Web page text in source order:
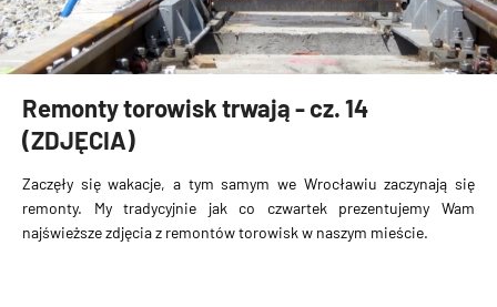
Remonty torowisk trwają - cz. 14
(ZDJĘCIA)
Zaczęły się wakacje, a tym samym we Wrocławiu zaczynają się
remonty. My tradycyjnie jak co czwartek prezentujemy Wam
najświeższe zdjęcia z remontów torowisk w naszym mieście.